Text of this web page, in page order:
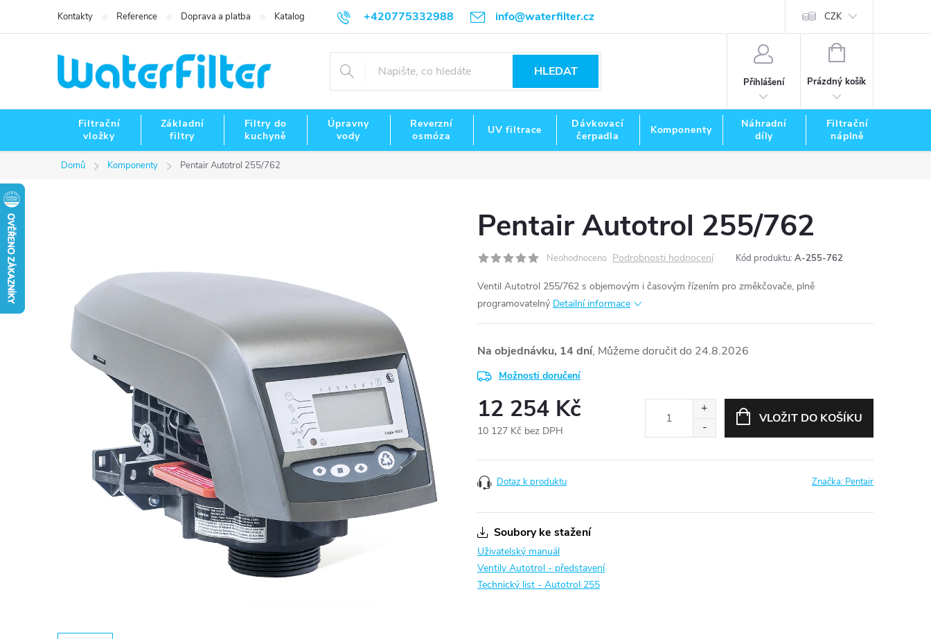
+420775332988 info@waterfilter.cz
Kontakty Reference Doprava a platba Katalog CZK
HLEDAT
Přihlášení
NÁKUPNÍ
Prázdný košík
Filtrační
vložky
Základní
filtry
Filtry do
kuchyně
Úpravny
vody
Reverzní
osmóza
UV filtrace
Dávkovací
čerpadla
Komponenty
Náhradní
díly
Filtrační
náplně
Domů Komponenty Pentair Autotrol 255/762
Pentair Autotrol 255/762
Neohodnoceno Podrobnosti hodnocení Kód produktu: A-255-762
Ventil Autotrol 255/762 s objemovým i časovým řízením pro změkčovače, plně
programovatelný Detailní informace
Na objednávku, 14 dní 24.8.2026
Možnosti doručení
12 254 Kč
10 127 Kč bez DPH
cena:
VLOŽIT DO KOŠÍKU
Dotaz k produktu Značka: Pentair
Soubory ke stažení
Uživatelský manuál
Ventily Autotrol - představení
Technický list - Autotrol 255